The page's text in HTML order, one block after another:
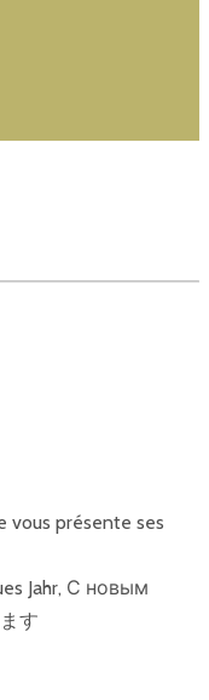
vous présente ses
Jahr, С новым
す